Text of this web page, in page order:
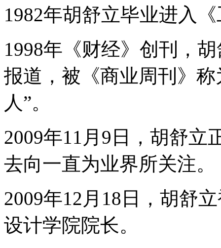
1982年胡舒立毕业进入
1998年《财经》创刊，
报道，被《商业周刊》
人”。
2009年11月9日，胡舒立
去向一直为业界所关注。
2009年12月18日，胡舒
设计学院院长。